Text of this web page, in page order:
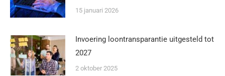
15 januari 2026
Invoering loontransparantie uitgesteld tot
2027
2 oktober 2025